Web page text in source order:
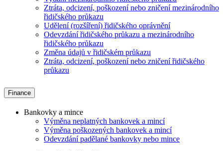
Ztráta, odcizení, poškození nebo zničení mezinárodního
řidičského průkazu
Udělení (rozšíření) řidičského oprávnění
Odevzdání řidičského průkazu a mezinárodního
řidičského průkazu
Změna údajů v řidičském průkazu
Ztráta, odcizení, poškození nebo zničení řidičského
průkazu
Finance
Bankovky a mince
Výměna neplatných bankovek a mincí
Výměna poškozených bankovek a mincí
Odevzdání padělané bankovky nebo mince